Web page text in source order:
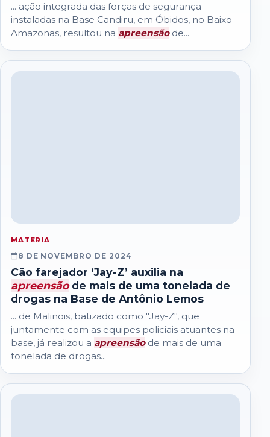
... ação integrada das forças de segurança
instaladas na Base Candiru, em Óbidos, no Baixo
Amazonas, resultou na apreensãode...
MATERIA
8 DE NOVEMBRO DE 2024
Cão farejador ‘Jay-Z’ auxilia na
apreensãode mais de uma tonelada de
drogas na Base de Antônio Lemos
... de Malinois, batizado como "Jay-Z", que
juntamente com as equipes policiais atuantes na
base, já realizou a apreensãode mais de uma
tonelada de drogas...